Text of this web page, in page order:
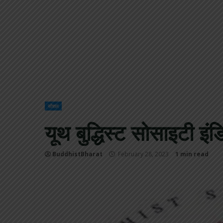
सोशल
यूथ बुद्धिस्ट सोसाइटी
BuddhistBharat February 28, 2023 1 min read